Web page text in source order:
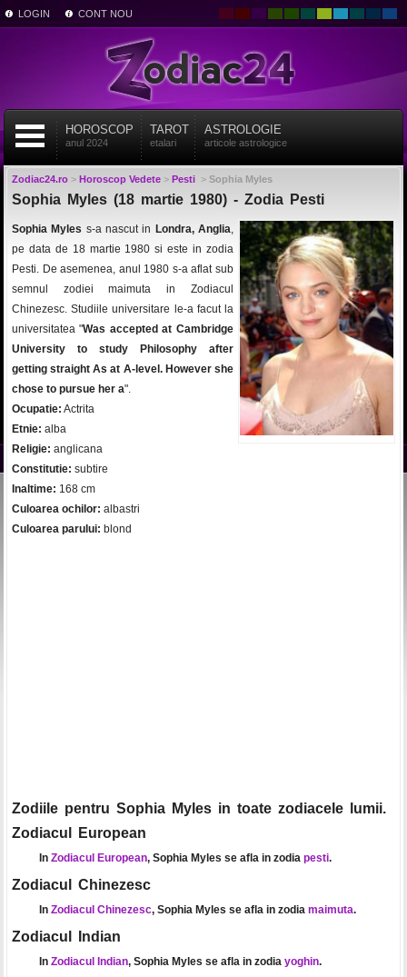
LOGIN CONT NOU
HOROSCOP
anul 2024
TAROT
etalari
ASTROLOGIE
articole astrologice
Zodiac24.ro> Horoscop Vedete> Pesti> Sophia Myles
Sophia Myles (18 martie 1980) - Zodia Pesti
Sophia Myles s-a nascut in Londra, Anglia,
pe data de 18 martie 1980 si este in zodia
Pesti. De asemenea, anul 1980 s-a aflat sub
semnul zodiei maimuta in Zodiacul
Chinezesc. Studiile universitare le-a facut la
universitatea "Was accepted at Cambridge
University to study Philosophy after
getting straight As at A-level. However she
chose to pursue her a".
Ocupatie: Actrita
Etnie: alba
Religie: anglicana
Constitutie: subtire
Inaltime: 168 cm
Culoarea ochilor: albastri
Culoarea parului: blond
Zodiile pentru Sophia Myles in toate zodiacele lumii.
Zodiacul European
In Zodiacul European, Sophia Myles se afla in zodia pesti.
Zodiacul Chinezesc
In Zodiacul Chinezesc, Sophia Myles se afla in zodia maimuta.
Zodiacul Indian
In Zodiacul Indian, Sophia Myles se afla in zodia yoghin.